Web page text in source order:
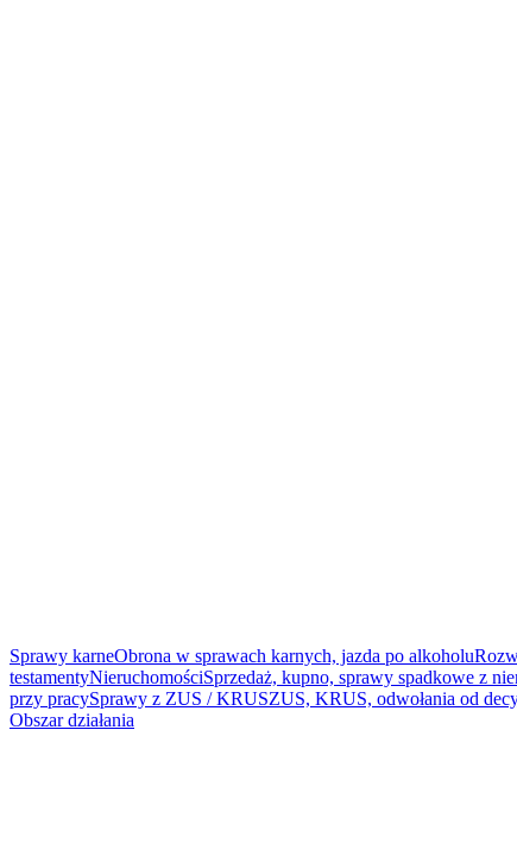
Sprawy karneObrona w sprawach karnych, jazda po alkoholu
testamentyNieruchomościSprzedaż, kupno, sprawy spadkowe z
przy pracySprawy z ZUS / KRUSZUS, KRUS, odwołania od
Obszar działania